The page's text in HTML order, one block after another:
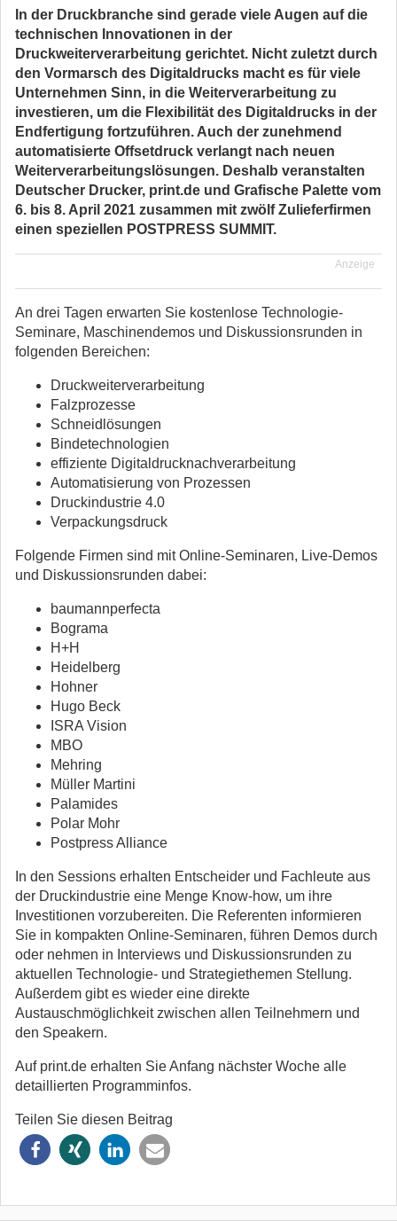
In der Druckbranche sind gerade viele Augen auf die
technischen Innovationen in der
Druckweiterverarbeitung gerichtet. Nicht zuletzt durch
den Vormarsch des Digitaldrucks macht es für viele
Unternehmen Sinn, in die Weiterverarbeitung zu
investieren, um die Flexibilität des Digitaldrucks in der
Endfertigung fortzuführen. Auch der zunehmend
automatisierte Offsetdruck verlangt nach neuen
Weiterverarbeitungslösungen. Deshalb veranstalten
Deutscher Drucker, print.de und Grafische Palette vom
6. bis 8. April 2021 zusammen mit zwölf Zulieferfirmen
einen speziellen POSTPRESS SUMMIT.
Anzeige
An drei Tagen erwarten Sie kostenlose Technologie-
Seminare, Maschinendemos und Diskussionsrunden in
folgenden Bereichen:
Druckweiterverarbeitung
Falzprozesse
Schneidlösungen
Bindetechnologien
effiziente Digitaldrucknachverarbeitung
Automatisierung von Prozessen
Druckindustrie 4.0
Verpackungsdruck
Folgende Firmen sind mit Online-Seminaren, Live-Demos
und Diskussionsrunden dabei:
baumannperfecta
Bograma
H+H
Heidelberg
Hohner
Hugo Beck
ISRA Vision
MBO
Mehring
Müller Martini
Palamides
Polar Mohr
Postpress Alliance
In den Sessions erhalten Entscheider und Fachleute aus
der Druckindustrie eine Menge Know-how, um ihre
Investitionen vorzubereiten. Die Referenten informieren
Sie in kompakten Online-Seminaren, führen Demos durch
oder nehmen in Interviews und Diskussionsrunden zu
aktuellen Technologie- und Strategiethemen Stellung.
Außerdem gibt es wieder eine direkte
Austauschmöglichkeit zwischen allen Teilnehmern und
den Speakern.
Auf print.de erhalten Sie Anfang nächster Woche alle
detaillierten Programminfos.
Teilen Sie diesen Beitrag